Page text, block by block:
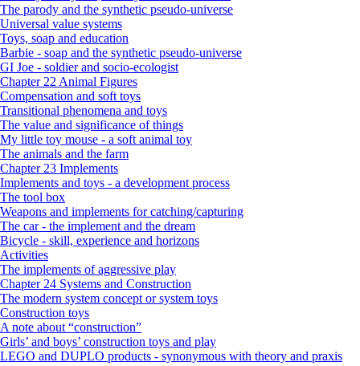
The parody and the synthetic pseudo-universe
Universal value systems
Toys, soap and education
Barbie - soap and the synthetic pseudo-universe
GI Joe - soldier and socio-ecologist
Chapter 22 Animal Figures
Compensation and soft toys
Transitional phenomena and toys
The value and significance of things
My little toy mouse - a soft animal toy
The animals and the farm
Chapter 23 Implements
Implements and toys - a development process
The tool box
Weapons and implements for catching/capturing
The car - the implement and the dream
Bicycle - skill, experience and horizons
Activities
The implements of aggressive play
Chapter 24 Systems and Construction
The modern system concept or system toys
Construction toys
A note about “construction”
Girls’ and boys’ construction toys and play
LEGO and DUPLO products - synonymous with theory and praxis